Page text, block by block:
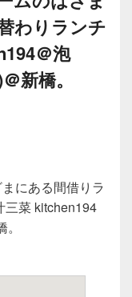
わりランチ
＠泡
新橋。
にある間借りラ
三菜 kitchen194